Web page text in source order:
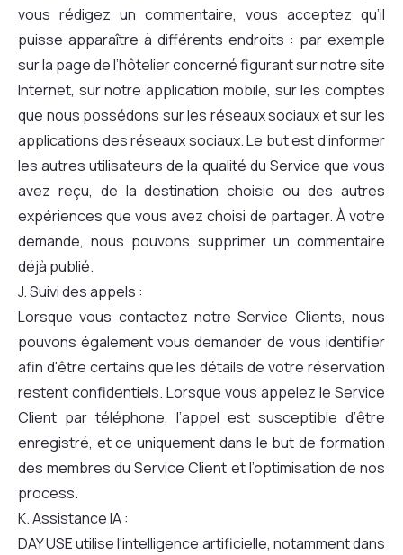
vous rédigez un commentaire, vous acceptez qu’il
puisse apparaître à différents endroits : par exemple
sur la page de l’hôtelier concerné figurant sur notre site
Internet, sur notre application mobile, sur les comptes
que nous possédons sur les réseaux sociaux et sur les
applications des réseaux sociaux. Le but est d’informer
les autres utilisateurs de la qualité du Service que vous
avez reçu, de la destination choisie ou des autres
expériences que vous avez choisi de partager. À votre
demande, nous pouvons supprimer un commentaire
déjà publié.
J. Suivi des appels :
Lorsque vous contactez notre Service Clients, nous
pouvons également vous demander de vous identifier
afin d'être certains que les détails de votre réservation
restent confidentiels. Lorsque vous appelez le Service
Client par téléphone, l’appel est susceptible d’être
enregistré, et ce uniquement dans le but de formation
des membres du Service Client et l’optimisation de nos
process.
K. Assistance IA :
DAY USE utilise l'intelligence artificielle, notamment dans